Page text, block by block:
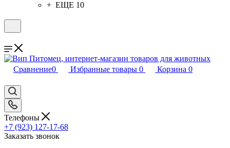
+ ЕЩЕ 10
Сравнение0 Избранные товары 0 Корзина 0
Телефоны
+7 (923) 127-17-68
Заказать звонок